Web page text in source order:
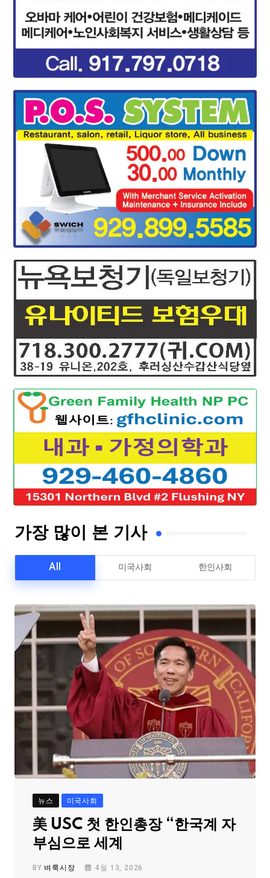
가장 많이 본 기사
All 미국사회 한인사회
뉴스 미국사회
美 USC 첫 한인총장 “한국계 자
부심으로 세계
BY 벼룩시장 4월 13, 2026